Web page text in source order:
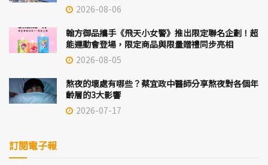
2026-08-06
翰方御品攜手《飛天小女警》推出限定聯名企劃！超
能運動會登場，限定商品與限量贈禮同步亮相
2026-08-05
熬夜的壞處有哪些？蔡宜政中醫師分享熬夜對各個年
齡層的3大影響
2026-07-17
訂閱電子報